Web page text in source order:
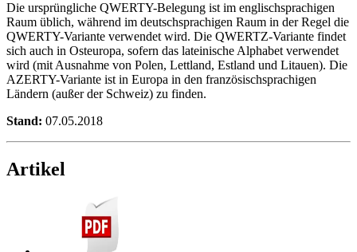
Die ursprüngliche QWERTY-Belegung ist im englischsprachigen
Raum üblich, während im deutschsprachigen Raum in der Regel die
QWERTY-Variante verwendet wird. Die QWERTZ-Variante findet
sich auch in Osteuropa, sofern das lateinische Alphabet verwendet
wird (mit Ausnahme von Polen, Lettland, Estland und Litauen). Die
AZERTY-Variante ist in Europa in den französischsprachigen
Ländern (außer der Schweiz) zu finden.
Stand: 07.05.2018
Artikel